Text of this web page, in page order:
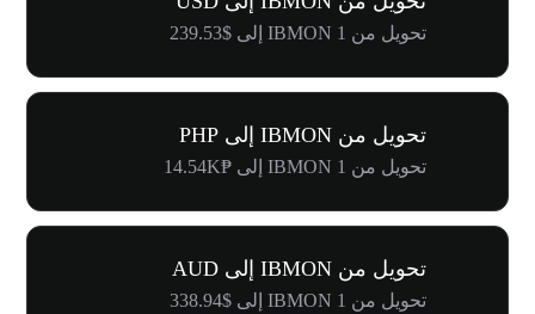
تحويل من 1 IBMON إلى $239.53
تحويل من IBMON إلى PHP
تحويل من 1 IBMON إلى ₱14.54K
تحويل من IBMON إلى AUD
تحويل من 1 IBMON إلى $338.94